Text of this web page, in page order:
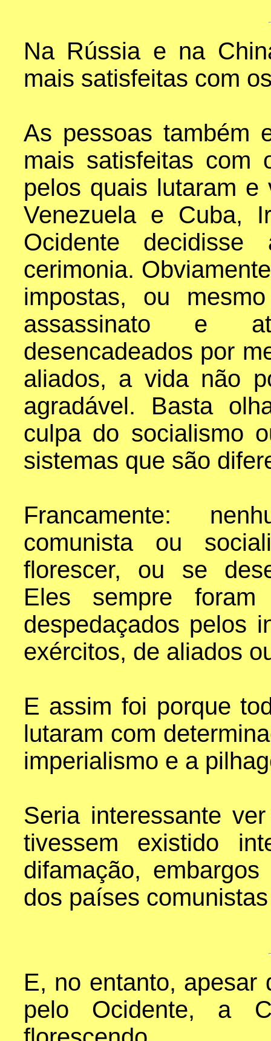
Na Rússia e na
mais satisfeitas com
As pessoas também
mais satisfeitas com
pelos quais lutaram e
Venezuela e Cuba,
Ocidente
cerimonia.
impostas, ou
assassinato e
desencadeados por
aliados, a vida não
agradável. Basta
culpa do socialismo
sistemas que são
Francamente:
comunista ou
florescer, ou se
Eles sempre foram
despedaçados pelos
exércitos, de aliados
E assim foi porque
lutaram com
imperialismo e a
Seria interessante
tivessem existido
difamação,
dos países
E, no entanto, apesar
pelo Ocidente, a